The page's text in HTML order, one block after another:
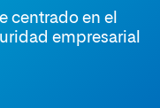
centrado en el
empresarial